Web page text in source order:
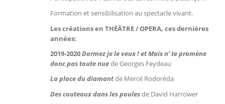
Formation et sensibilisation au spectacle vivant.
Les créations en THÉÂTRE /OPERA, ces dernières
années:
2019-2020Dormez je le veux ! et Mais n’ te promène
donc pas toute nuede Georges Feydeau
La place du diamantde Mercé Rodoréda
Des couteaux dans les poulesde David Harrower